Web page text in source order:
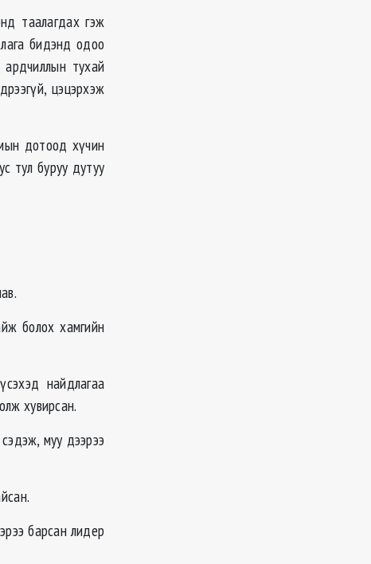
таалагдах гэж
бидэнд одоо
ардчиллын тухай
цэцэрхэж
дотоод хүчин
тул буруу дутуу
болох хамгийн
найдлагаа
хувирсан.
муу дээрээ
барсан лидер